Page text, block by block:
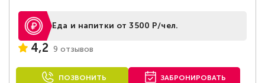
Еда и напитки от 3500 Р/чел.
4,2 9 отзывов
ПОЗВОНИТЬ ЗАБРОНИРОВАТЬ